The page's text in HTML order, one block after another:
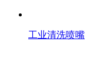
工业清洗喷嘴